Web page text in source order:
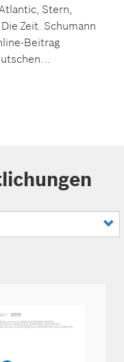
Stern,
Zeit. Schumann
Beitrag